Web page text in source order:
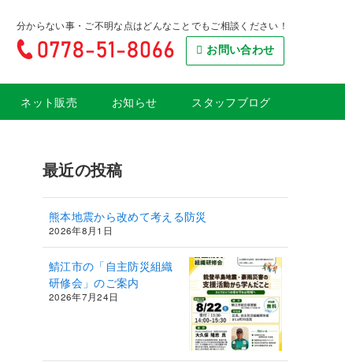
分からない事・ご不明な点はどんなことでもご相談ください！
お問い合わせ
ネット販売 お知らせ スタッフブログ
最近の投稿
熊本地震から改めて考える防災
2026年8月1日
鯖江市の「自主防災組織
研修会」のご案内
2026年7月24日